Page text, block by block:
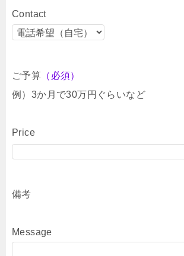
Contact
ご予算 （必須）
例）3か月で30万円ぐらいなど
Price
備考
Message